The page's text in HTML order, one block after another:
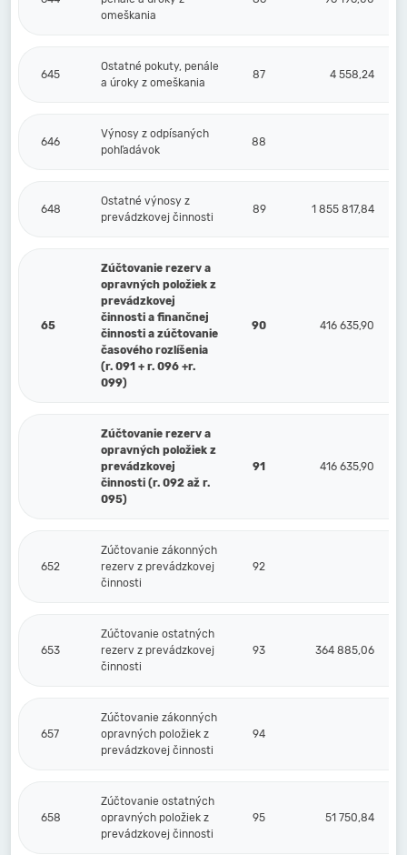
omeškania
645
Ostatné pokuty, penále
a úroky z omeškania
87 4 558,24
646
Výnosy z odpísaných
pohľadávok
88
648
Ostatné výnosy z
prevádzkovej činnosti
89 1 855 817,84
65
Zúčtovanie rezerv a
opravných položiek z
prevádzkovej
činnosti a finančnej
činnosti a zúčtovanie
časového rozlíšenia
(r. 091 + r. 096 +r.
099)
90 416 635,90
Zúčtovanie rezerv a
opravných položiek z
prevádzkovej
činnosti (r. 092 až r.
095)
91 416 635,90
652
Zúčtovanie zákonných
rezerv z prevádzkovej
činnosti
92
653
Zúčtovanie ostatných
rezerv z prevádzkovej
činnosti
93 364 885,06
657
Zúčtovanie zákonných
opravných položiek z
prevádzkovej činnosti
94
658
Zúčtovanie ostatných
opravných položiek z
prevádzkovej činnosti
95 51 750,84